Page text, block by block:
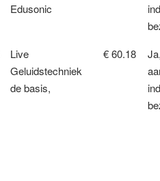
Edusonic
Live
Geluidstechniek
de basis,
€ 60.18